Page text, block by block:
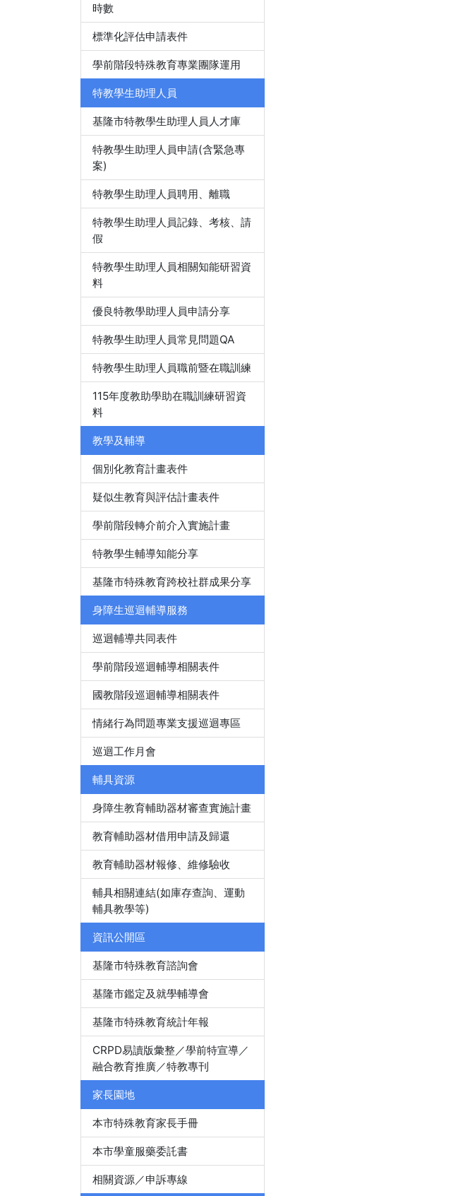
時數
標準化評估申請表件
學前階段特殊教育專業團隊運用
特教學生助理人員
基隆市特教學生助理人員人才庫
特教學生助理人員申請(含緊急專
案)
特教學生助理人員聘用、離職
特教學生助理人員記錄、考核、請
假
特教學生助理人員相關知能研習資
料
優良特教學助理人員申請分享
特教學生助理人員常見問題QA
特教學生助理人員職前暨在職訓練
115年度教助學助在職訓練研習資
料
教學及輔導
個別化教育計畫表件
疑似生教育與評估計畫表件
學前階段轉介前介入實施計畫
特教學生輔導知能分享
基隆市特殊教育跨校社群成果分享
身障生巡迴輔導服務
巡迴輔導共同表件
學前階段巡迴輔導相關表件
國教階段巡迴輔導相關表件
情緒行為問題專業支援巡迴專區
巡迴工作月會
輔具資源
身障生教育輔助器材審查實施計畫
教育輔助器材借用申請及歸還
教育輔助器材報修、維修驗收
輔具相關連結(如庫存查詢、運動
輔具教學等)
資訊公開區
基隆市特殊教育諮詢會
基隆市鑑定及就學輔導會
基隆市特殊教育統計年報
CRPD易讀版彙整／學前特宣導／
融合教育推廣／特教專刊
家長園地
本市特殊教育家長手冊
本市學童服藥委託書
相關資源／申訴專線